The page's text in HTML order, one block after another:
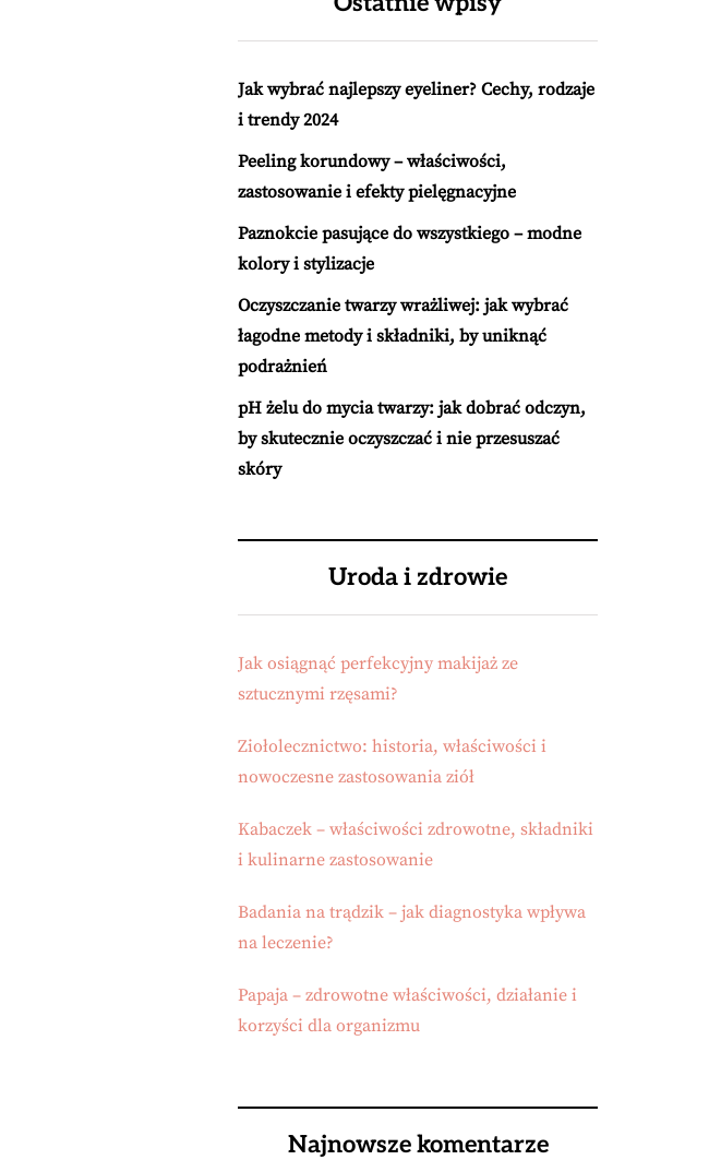
Jak wybrać najlepszy eyeliner? Cechy, rodzaje
i trendy 2024
Peeling korundowy – właściwości,
zastosowanie i efekty pielęgnacyjne
Paznokcie pasujące do wszystkiego – modne
kolory i stylizacje
Oczyszczanie twarzy wrażliwej: jak wybrać
łagodne metody i składniki, by uniknąć
podrażnień
pH żelu do mycia twarzy: jak dobrać odczyn,
by skutecznie oczyszczać i nie przesuszać
skóry
Uroda i zdrowie
Jak osiągnąć perfekcyjny makijaż ze
sztucznymi rzęsami?
Ziołolecznictwo: historia, właściwości i
nowoczesne zastosowania ziół
Kabaczek – właściwości zdrowotne, składniki
i kulinarne zastosowanie
Badania na trądzik – jak diagnostyka wpływa
na leczenie?
Papaja – zdrowotne właściwości, działanie i
korzyści dla organizmu
Najnowsze komentarze